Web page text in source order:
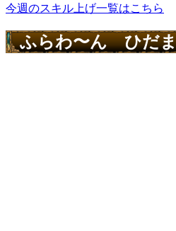
今週のスキル上げ一覧はこちら
ふらわ〜ん ひだ